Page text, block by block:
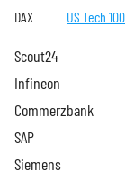
DAX US Tech 100
Scout24
Infineon
Commerzbank
SAP
Siemens